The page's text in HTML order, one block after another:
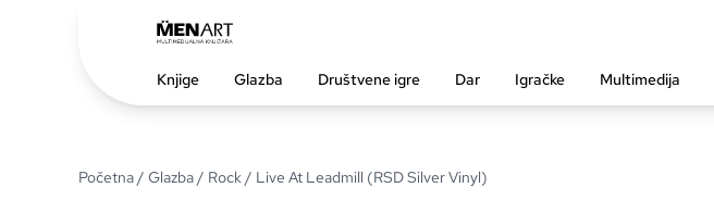
Knjige Glazba Društvene igre Dar Igračke Multimedija
Početna/ Glazba/ Rock/ Live At Leadmill (RSD Silver Vinyl)